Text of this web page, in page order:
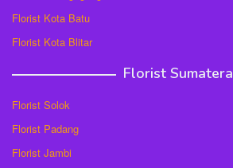
Florist Kota Batu
Florist Kota Blitar
Florist Sumatera
Florist Solok
Florist Padang
Florist Jambi